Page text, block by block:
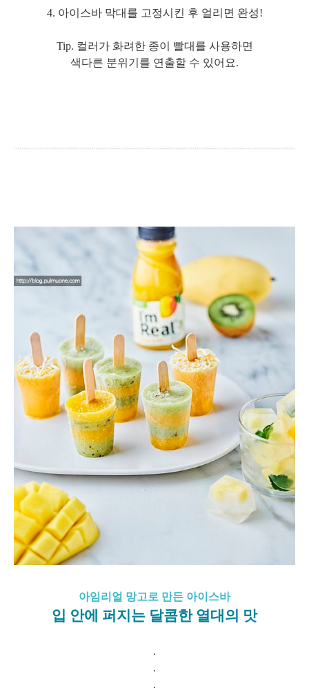
4. 아이스바 막대를 고정시킨 후 얼리면 완성!
Tip. 컬러가 화려한 종이 빨대를 사용하면
색다른 분위기를 연출할 수 있어요.
아임리얼 망고로 만든 아이스바
입 안에 퍼지는 달콤한 열대의 맛
.
.
.